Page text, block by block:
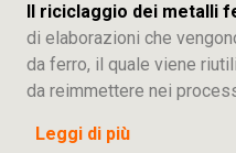
Il riciclaggio dei metalli
di elaborazioni che
da ferro, il quale viene
da reimmettere nei
Leggi di più